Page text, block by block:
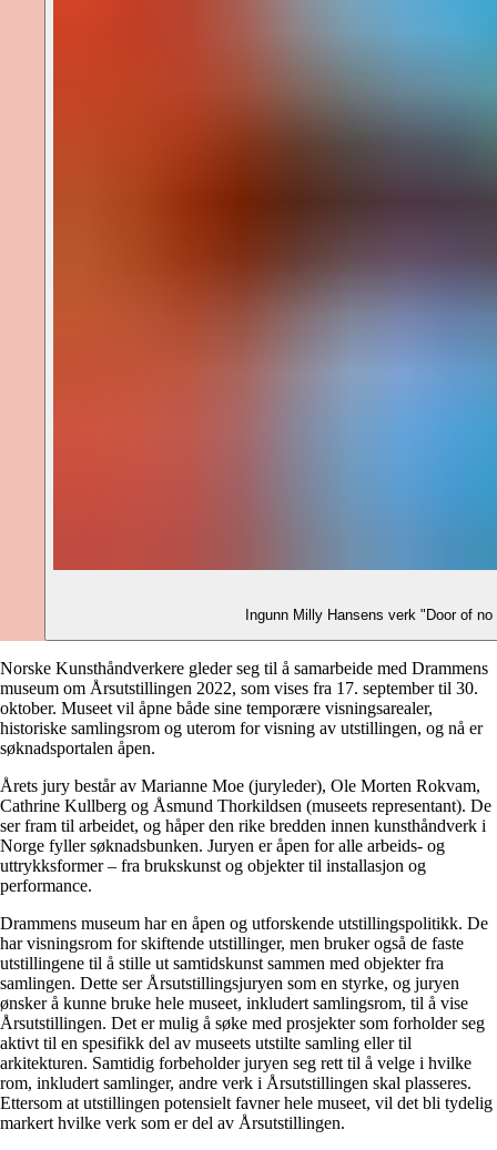
Ingunn Milly Hansens verk "Door of
Norske Kunsthåndverkere gleder seg til å samarbeide med Drammens
museum om Årsutstillingen 2022, som vises fra 17. september til 30.
oktober. Museet vil åpne både sine temporære visningsarealer,
historiske samlingsrom og uterom for visning av utstillingen, og nå er
søknadsportalen åpen.
Årets jury består av Marianne Moe (juryleder), Ole Morten Rokvam,
Cathrine Kullberg og Åsmund Thorkildsen (museets representant). De
ser fram til arbeidet, og håper den rike bredden innen kunsthåndverk i
Norge fyller søknadsbunken. Juryen er åpen for alle arbeids- og
uttrykksformer – fra brukskunst og objekter til installasjon og
performance.
Drammens museum har en åpen og utforskende utstillingspolitikk. De
har visningsrom for skiftende utstillinger, men bruker også de faste
utstillingene til å stille ut samtidskunst sammen med objekter fra
samlingen. Dette ser Årsutstillingsjuryen som en styrke, og juryen
ønsker å kunne bruke hele museet, inkludert samlingsrom, til å vise
Årsutstillingen. Det er mulig å søke med prosjekter som forholder seg
aktivt til en spesifikk del av museets utstilte samling eller til
arkitekturen. Samtidig forbeholder juryen seg rett til å velge i hvilke
rom, inkludert samlinger, andre verk i Årsutstillingen skal plasseres.
Ettersom at utstillingen potensielt favner hele museet, vil det bli tydelig
markert hvilke verk som er del av Årsutstillingen.